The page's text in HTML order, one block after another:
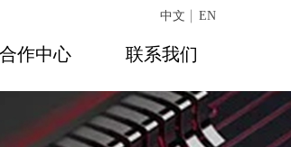
合作中心 联系我们
中文 EN